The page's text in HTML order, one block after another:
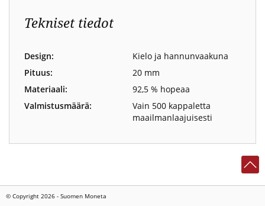
Tekniset tiedot
Design:
Kielo ja hannunvaakuna
Pituus:
20 mm
Materiaali:
92,5 % hopeaa
Valmistusmäärä:
Vain 500 kappaletta
maailmanlaajuisesti
© Copyright 2026 - Suomen Moneta